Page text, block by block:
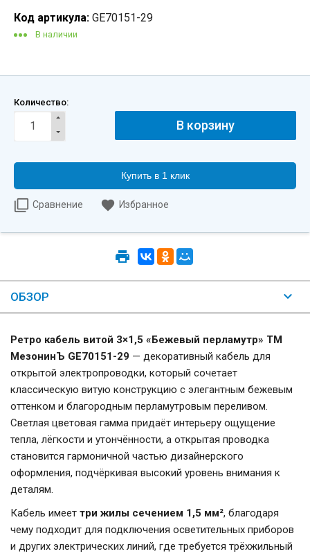
Код артикула: GE70151-29
В наличии
Количество:
Купить в 1 клик
Сравнение Избранное
ОБЗОР
Ретро кабель витой 3×1,5 «Бежевый перламутр» ТМ
МезонинЪ GE70151-29 — декоративный кабель для
открытой электропроводки, который сочетает
классическую витую конструкцию с элегантным бежевым
оттенком и благородным перламутровым переливом.
Светлая цветовая гамма придаёт интерьеру ощущение
тепла, лёгкости и утончённости, а открытая проводка
становится гармоничной частью дизайнерского
оформления, подчёркивая высокий уровень внимания к
деталям.
Кабель имеет три жилы сечением 1,5 мм², благодаря
чему подходит для подключения осветительных приборов
и других электрических линий, где требуется трёхжильный